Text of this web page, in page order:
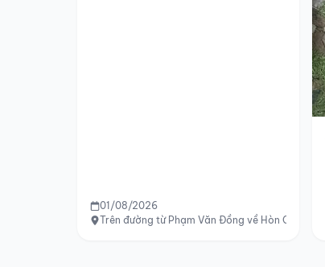
01/08/2026
Trên đường từ Phạm Văn Đồng về Hòn Chồng